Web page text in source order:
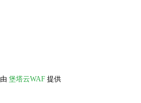
堡塔云WAF 提供